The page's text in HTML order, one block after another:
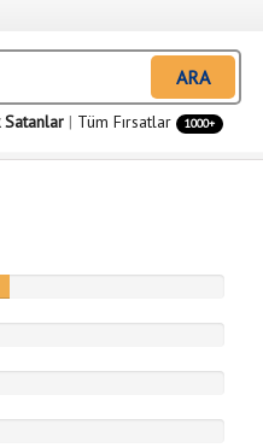
ARA
Satanlar | Tüm Fırsatlar 1000+